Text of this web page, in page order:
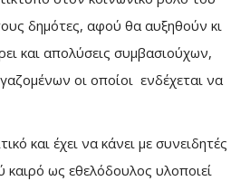
δημότες, αφού θα αυξηθούν κι
και απολύσεις συμβασιούχων,
οι οποίοι ενδέχεται να
και έχει να κάνει με συνειδητές
ως εθελόδουλος υλοποιεί